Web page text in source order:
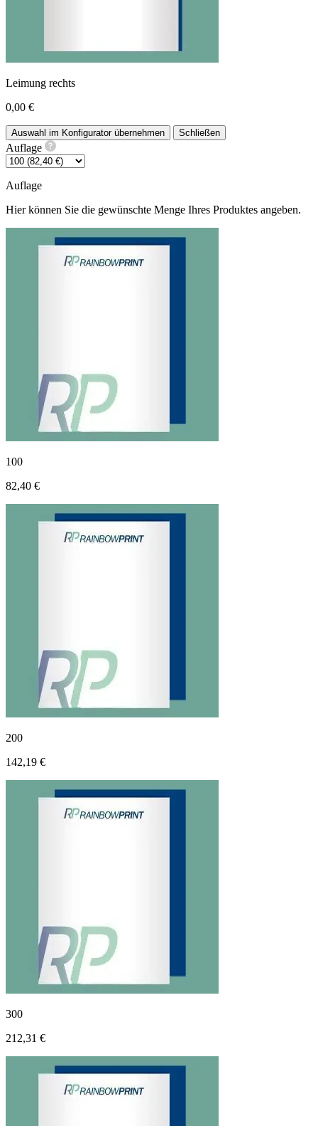
Leimung rechts
0,00 €
Auswahl im Konfigurator übernehmen Schließen
Auflage
Auflage
Hier können Sie die gewünschte Menge Ihres Produktes angeben.
100
82,40 €
200
142,19 €
300
212,31 €